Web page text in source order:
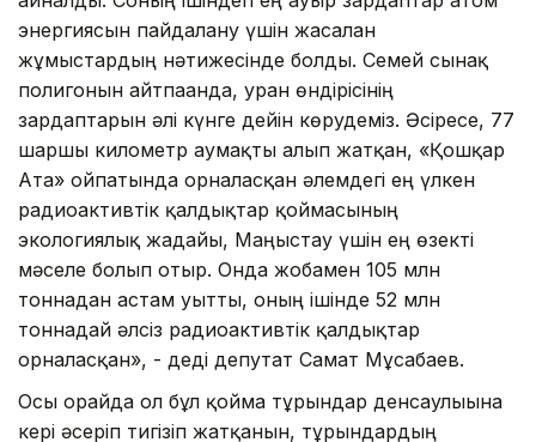
энергиясын пайдалану үшін жасалған
жұмыстардың нәтижесінде болды. Семей сынақ
полигонын айтпағанда, уран өндірісінің
зардаптарын әлі күнге дейін көрудеміз. Әсіресе, 77
шаршы километр аумақты алып жатқан, «Қошқар
Ата» ойпатында орналасқан әлемдегі ең үлкен
радиоактивтік қалдықтар қоймасының
экологиялық жағдайы, Маңғыстау үшін ең өзекті
мәселе болып отыр. Онда жобамен 105 млн
тоннадан астам уытты, оның ішінде 52 млн
тоннадай әлсіз радиоактивтік қалдықтар
орналасқан», - деді депутат Самат Мұсабаев.
Осы орайда ол бұл қойма тұрғындар денсаулығына
кері әсеріп тигізіп жатқанын, тұрғындардың